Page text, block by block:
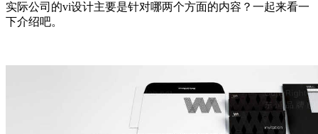
实际公司的vi设计主要是针对哪两个方面的内容？一起来看一
下介绍吧。